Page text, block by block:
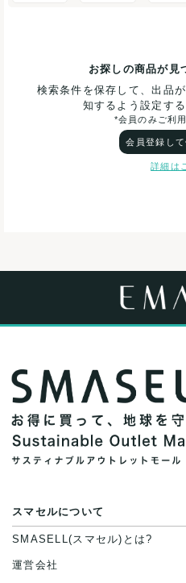
お探しの商品が見
検索条件を保存して、出品
知するよう設定す
*会員のみご利
会員登録し
詳細は
スマセルについて
SMASELL(スマセル)とは?
運営会社